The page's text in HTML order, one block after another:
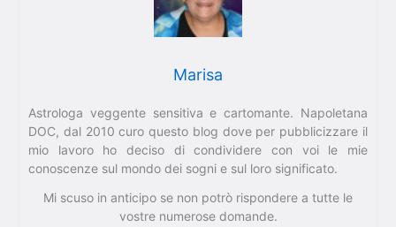
Marisa
Astrologa veggente sensitiva e cartomante. Napoletana
DOC, dal 2010 curo questo blog dove per pubblicizzare il
mio lavoro ho deciso di condividere con voi le mie
conoscenze sul mondo dei sogni e sul loro significato.
Mi scuso in anticipo se non potrò rispondere a tutte le
vostre numerose domande.